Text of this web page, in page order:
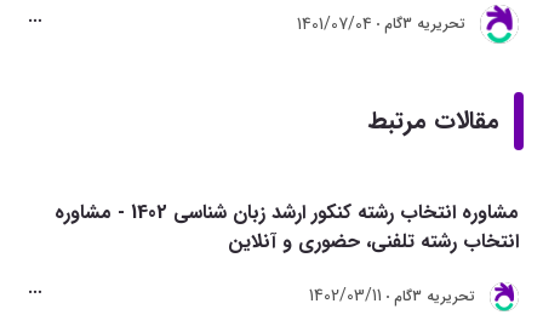
تحريريه 3گام 1401/07/04
مقالات مرتبط
مشاوره انتخاب رشته کنکور ارشد زبان شناسی 1402 - مشاوره
انتخاب رشته تلفنی، حضوری و آنلاین
تحريريه 3گام 1402/03/11